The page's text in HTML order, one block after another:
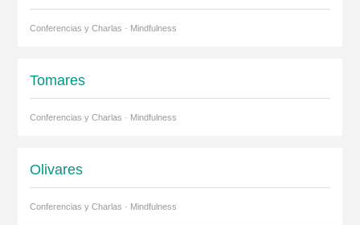
Conferencias y Charlas · Mindfulness
Tomares
Conferencias y Charlas · Mindfulness
Olivares
Conferencias y Charlas · Mindfulness